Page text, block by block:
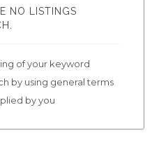
NO LISTINGS
of your keyword
by using general terms
by you